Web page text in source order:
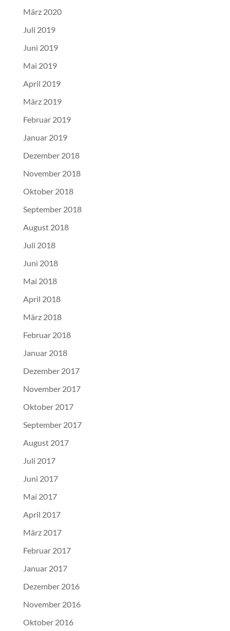
März 2020
Juli 2019
Juni 2019
Mai 2019
April 2019
März 2019
Februar 2019
Januar 2019
Dezember 2018
November 2018
Oktober 2018
September 2018
August 2018
Juli 2018
Juni 2018
Mai 2018
April 2018
März 2018
Februar 2018
Januar 2018
Dezember 2017
November 2017
Oktober 2017
September 2017
August 2017
Juli 2017
Juni 2017
Mai 2017
April 2017
März 2017
Februar 2017
Januar 2017
Dezember 2016
November 2016
Oktober 2016